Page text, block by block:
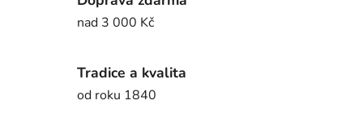
nad 3 000 Kč
Tradice a kvalita
od roku 1840